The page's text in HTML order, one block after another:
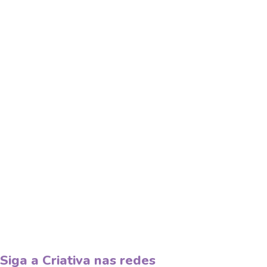
Siga a Criativa nas redes